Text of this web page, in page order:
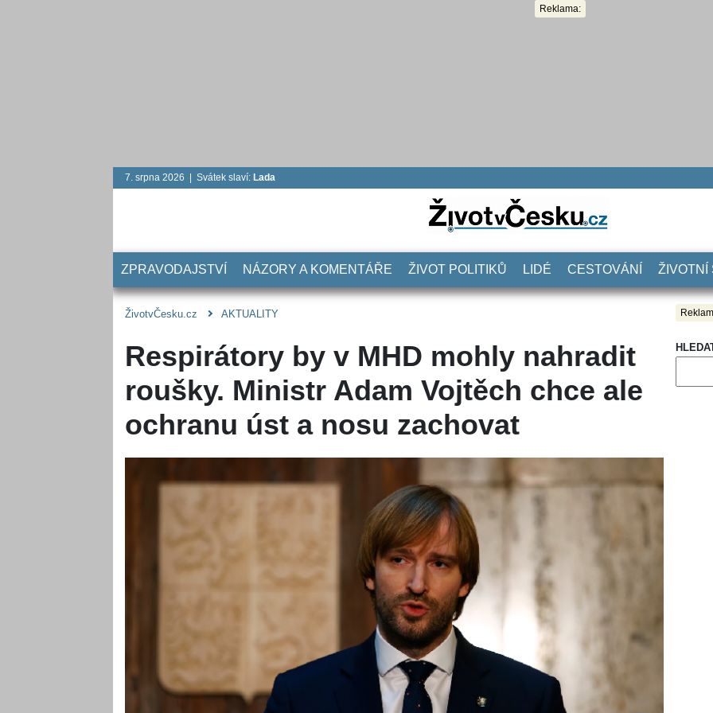
Reklama:
7. srpna 2026 | Svátek slaví: Lada
ZPRAVODAJSTVÍ NÁZORY A KOMENTÁŘE ŽIVOT POLITIKŮ LIDÉ CESTOVÁNÍ ŽIVOTNÍ
ŽivotvČesku.cz AKTUALITY
Respirátory by v MHD mohly nahradit
roušky. Ministr Adam Vojtěch chce ale
ochranu úst a nosu zachovat